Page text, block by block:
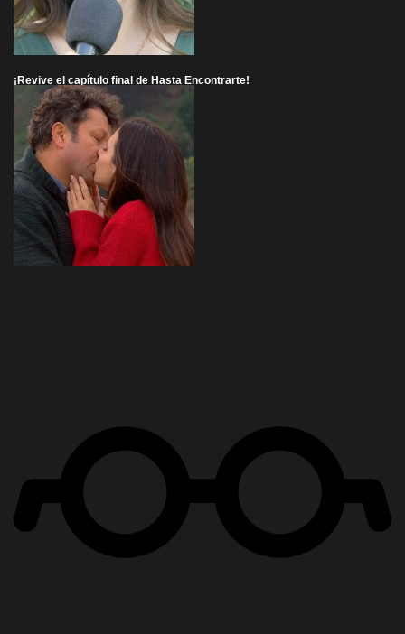
¡Revive el capítulo final de Hasta Encontrarte!